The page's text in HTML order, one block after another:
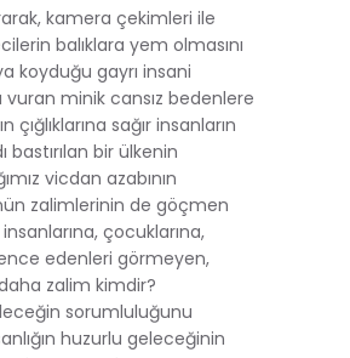
kamera çekimleri ile
balıklara yem olmasını
koyduğu gayrı insani
vuran minik cansız bedenlere
sağır insanların
bastırılan bir ülkenin
vicdan azabının
zalimlerinin de göçmen
çocuklarına,
edenleri görmeyen,
zalim kimdir?
sorumluluğunu
huzurlu geleceğinin